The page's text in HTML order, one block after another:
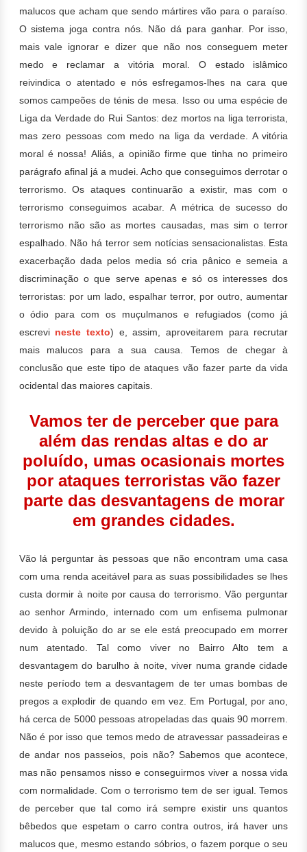
malucos que acham que sendo mártires vão para o paraíso.
O sistema joga contra nós. Não dá para ganhar. Por isso,
mais vale ignorar e dizer que não nos conseguem meter
medo e reclamar a vitória moral. O estado islâmico
reivindica o atentado e nós esfregamos-lhes na cara que
somos campeões de ténis de mesa. Isso ou uma espéciede
Liga da Verdade do Rui Santos: dez mortos na liga terrorista,
mas zero pessoas com medo na liga da verdade. A vitória
moral é nossa! Aliás, a opinião firme que tinha no primeiro
parágrafo afinal já a mudei. Acho que conseguimos derrotar o
terrorismo. Os ataques continuarão a existir, mas com o
terrorismo conseguimos acabar.A métrica de sucesso do
terrorismo não são as mortes causadas, mas sim o terror
espalhado. Não há terror sem notícias sensacionalistas. Esta
exacerbação dada pelos media só cria pânico e semeia a
discriminação o que serve apenas e só os interesses dos
terroristas: por um lado, espalhar terror, por outro, aumentar
o ódio para com os muçulmanos e refugiados (como já
escrevi neste texto) e, assim, aproveitarem para recrutar
mais malucos para a sua causa. Temos de chegar à
conclusão que este tipo de ataques vão fazer parte da vida
ocidental das maiores capitais.
Vamos ter de perceber que para
além das rendas altas e do ar
poluído, umas ocasionais mortes
por ataques terroristas vão fazer
parte das desvantagens de morar
em grandes cidades.
Vão lá perguntar às pessoas que não encontram uma casa
com uma renda aceitável para as suas possibilidades se lhes
custa dormir à noite por causa do terrorismo. Vão perguntar
ao senhor Armindo, internado com um enfisema pulmonar
devido à poluição do ar se ele está preocupado em morrer
num atentado. Tal como viver no Bairro Alto tem a
desvantagem do barulho à noite, viver numa grande cidade
neste período tem a desvantagem de ter umas bombas de
pregos a explodir de quando em vez. Em Portugal, por ano,
há cerca de 5000 pessoas atropeladas das quais 90 morrem.
Não é por isso que temos medo de atravessar passadeiras e
de andar nos passeios, pois não? Sabemos que acontece,
mas não pensamos nisso e conseguirmos viver a nossa vida
com normalidade. Com o terrorismo tem de ser igual. Temos
de perceber que tal como irá sempre existir uns quantos
bêbedos que espetam o carro contra outros, irá haver uns
malucos que, mesmo estando sóbrios, o fazem porque o seu